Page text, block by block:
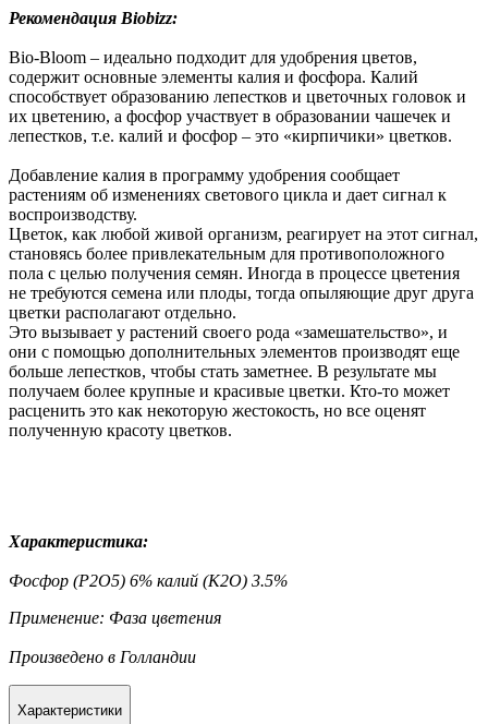
Рекомендация Biobizz:
Bio-Bloom – идеально подходит для удобрения цветов,
содержит основные элементы калия и фосфора. Калий
способствует образованию лепестков и цветочных головок и
их цветению, а фосфор участвует в образовании чашечек и
лепестков, т.е. калий и фосфор – это «кирпичики» цветков.
Добавление калия в программу удобрения сообщает
растениям об изменениях светового цикла и дает сигнал к
воспроизводству.
Цветок, как любой живой организм, реагирует на этот сигнал,
становясь более привлекательным для противоположного
пола с целью получения семян. Иногда в процессе цветения
не требуются семена или плоды, тогда опыляющие друг друга
цветки располагают отдельно.
Это вызывает у растений своего рода «замешательство», и
они с помощью дополнительных элементов производят еще
больше лепестков, чтобы стать заметнее. В результате мы
получаем более крупные и красивые цветки. Кто-то может
расценить это как некоторую жестокость, но все оценят
полученную красоту цветков.
Характеристика:
Фосфор (Р2О5) 6% калий (К2О) 3.5%
Применение: Фаза цветения
Произведено в Голландии
Характеристики